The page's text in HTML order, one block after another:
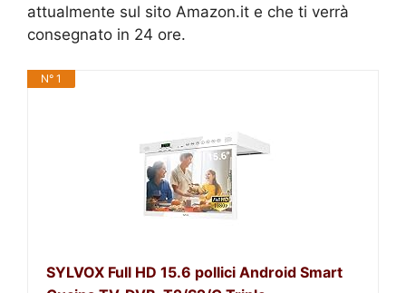
attualmente sul sito Amazon.it e che ti verrà
consegnato in 24 ore.
N° 1
SYLVOX Full HD 15.6 pollici Android Smart